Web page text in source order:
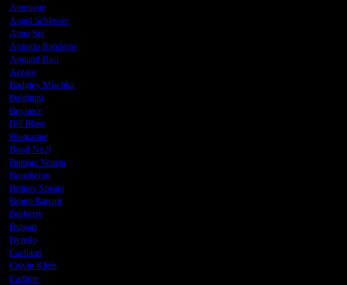
Amouage
Angel Schlesser
Anna Sui
Antonio Banderas
Armand Basi
Azzaro
Badgley Mischka
Baldinini
Beyonce
Bill Blass
Blumarine
Bond No.9
Bottega Veneta
Boucheron
Britney Spears
Bruno Banani
Burberry
Bvlgari
Byredo
Cacharel
Calvin Klein
Carbine